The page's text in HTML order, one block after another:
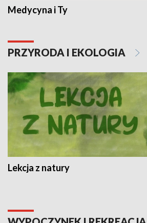
Medycyna i Ty
PRZYRODA I EKOLOGIA
Lekcja z natury